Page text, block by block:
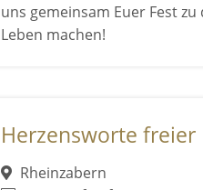
uns gemeinsam Euer Fest
Leben machen!
Herzensworte freier
Rheinzabern